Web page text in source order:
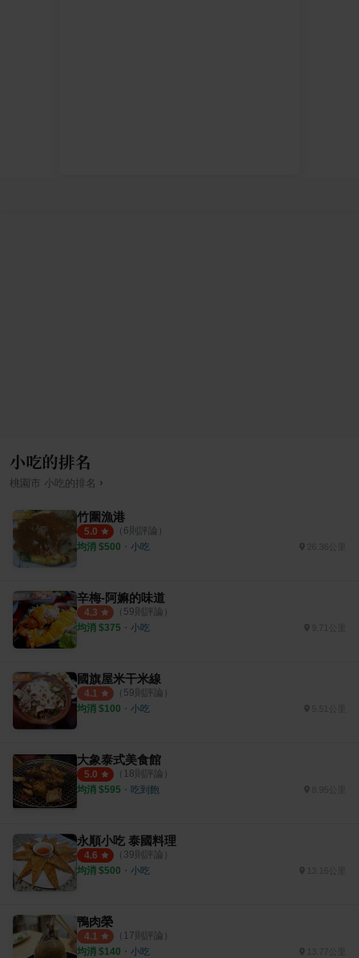
小吃的排名
桃園市 小吃 的排名 ›
竹圍漁港
5.0 （ 6則評論）
均消 $500 ・ 小吃
辛梅-阿嫲的味道
4.3 （ 59則評論）
均消 $375 ・ 小吃
國旗屋米干米線
4.1 （ 59則評論）
均消 $100 ・ 小吃 5.51公里
大象泰式美食館
5.0 （ 18則評論）
均消 $595 ・ 吃到飽 8.95公里
永順小吃 泰國料理
4.6 （ 39則評論）
均消 $500 ・ 小吃
鴨肉榮
4.1 （ 17則評論）
均消 $140 ・ 小吃